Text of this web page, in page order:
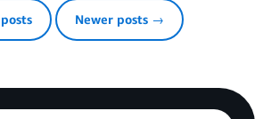
Newer posts →